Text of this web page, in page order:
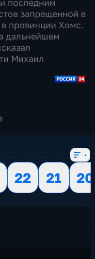
последним
запрещенной в
провинции Хомс.
дальнейшем
Михаил
22 21
20